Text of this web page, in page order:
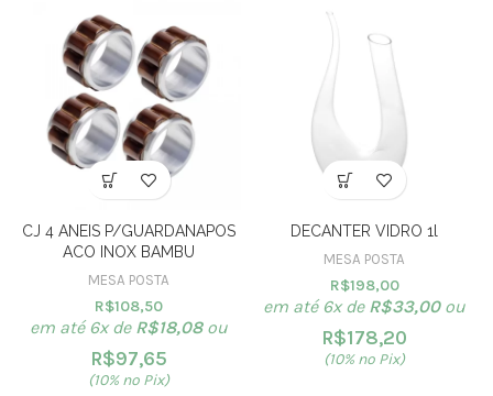
CJ 4 ANEIS P/GUARDANAPOS
ACO INOX BAMBU
MESA POSTA
R$108,50
em até 6x de R$18,08ou
R$97,65
(10% no Pix)
DECANTER VIDRO 1l
MESA POSTA
R$198,00
em até 6x de R$33,00ou
R$178,20
(10% no Pix)